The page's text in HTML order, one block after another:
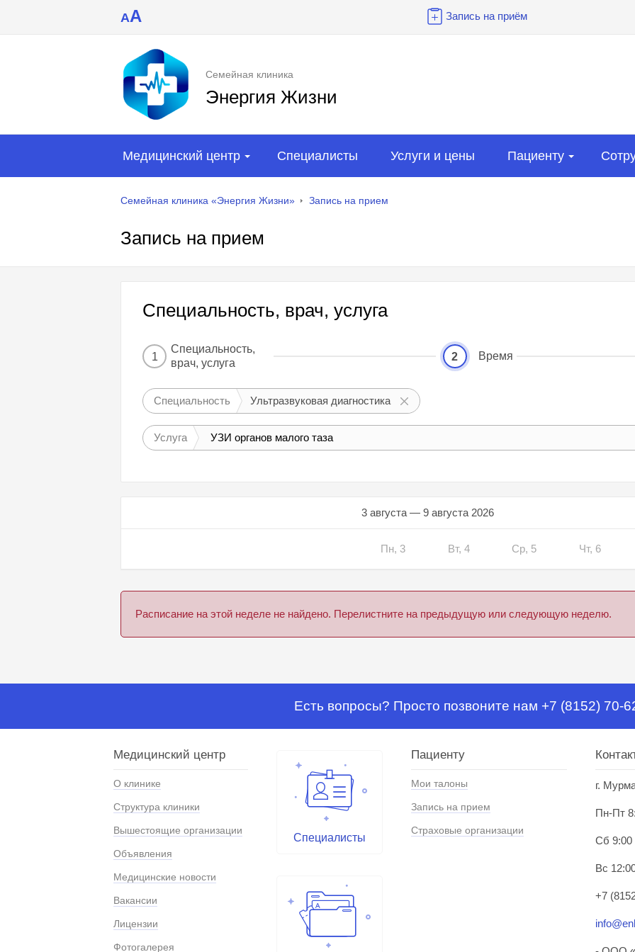
AA Запись на приём
Семейная клиника
Энергия Жизни
Медицинский центр Специалисты Услуги и цены Пациенту
Семейная клиника «Энергия Жизни» Запись на прием
Запись на прием
Специальность, врач, услуга
1
Специальность,
врач, услуга
2 Время
Специальность Ультразвуковая диагностика
Услуга УЗИ органов малого таза
3 августа — 9 августа 2026
Пн, 3 Вт, 4 Ср, 5 Чт, 6
Расписание на этой неделе не найдено. Перелистните на предыдущую или следующую неделю.
Есть вопросы? Просто позвоните нам +7 (8152) 70-
Медицинский центр
О клинике
Структура клиники
Вышестоящие организации
Объявления
Медицинские новости
Вакансии
Лицензии
Фотогалерея
Специалисты
Пациенту
Мои талоны
Запись на прием
Страховые организации
г.
Пн-Пт
Сб 9:00
Вс
+7